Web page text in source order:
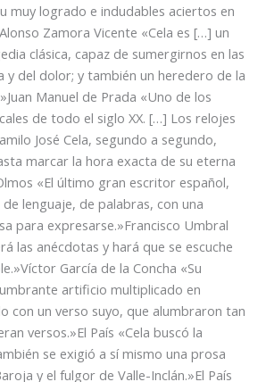
muy logrado e indudables aciertos en
Zamora Vicente «Cela es […] un
clásica, capaz de sumergirnos en las
y del dolor; y también un heredero de la
Manuel de Prada «Uno de los
de todo el siglo XX. […] Los relojes
José Cela, segundo a segundo,
marcar la hora exacta de su eterna
«El último gran escritor español,
lenguaje, de palabras, con una
para expresarse.»Francisco Umbral
las anécdotas y hará que se escuche
García de la Concha «Su
artificio multiplicado en
con un verso suyo, que alumbraron tan
versos.»El País «Cela buscó la
se exigió a sí mismo una prosa
y el fulgor de Valle-Inclán.»El País